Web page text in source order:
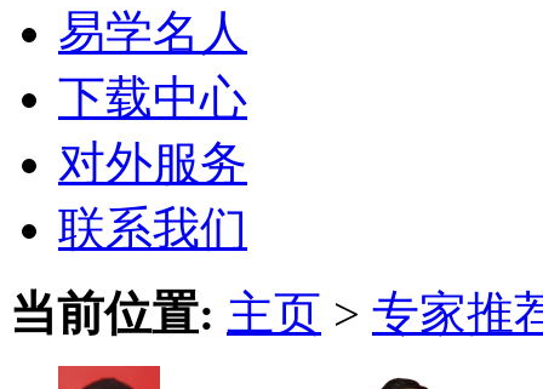
易学名人
下载中心
对外服务
联系我们
当前位置: 主页 > 专家推